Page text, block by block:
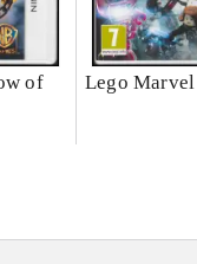
of
Lego